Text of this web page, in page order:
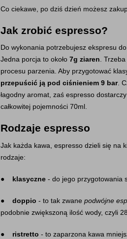
Co ciekawe, po dziś dzień możesz
Jak zrobić espresso?
Do wykonania potrzebujesz ekspresu
Jedna porcja to około 7g ziaren .
procesu parzenia. Aby przygotować
przepuścić ją pod ciśnieniem 9 bar.
łagodny aromat, zaś espresso
całkowitej pojemności 70ml.
Rodzaje espresso
Jak każda kawa, espresso dzieli się na
rodzaje:
● klasyczne - do jego przygotowania
● doppio - to tak zwane podwójne
podobnie zwiększoną ilość wody, czyli
● ristretto - to zaparzona kawa